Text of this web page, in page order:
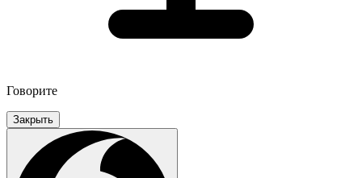
Говорите
Закрыть